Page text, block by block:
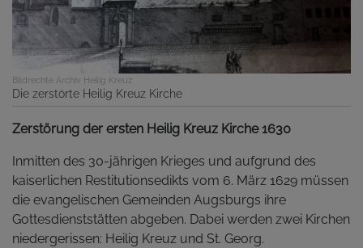
Bildrechte Archiv Heilig Kreuz
Die zerstörte Heilig Kreuz Kirche
Zerstörung der ersten Heilig Kreuz Kirche 1630
Inmitten des 30-jährigen Krieges und aufgrund des
kaiserlichen Restitutionsedikts vom 6. März 1629 müssen
die evangelischen Gemeinden Augsburgs ihre
Gottesdienststätten abgeben. Dabei werden zwei Kirchen
niedergerissen: Heilig Kreuz und St. Georg.